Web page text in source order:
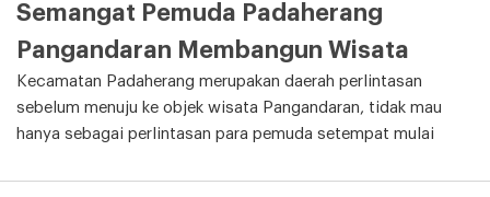
Semangat Pemuda Padaherang
Pangandaran Membangun Wisata
Kecamatan Padaherang merupakan daerah perlintasan
sebelum menuju ke objek wisata Pangandaran, tidak mau
hanya sebagai perlintasan para pemuda setempat mulai